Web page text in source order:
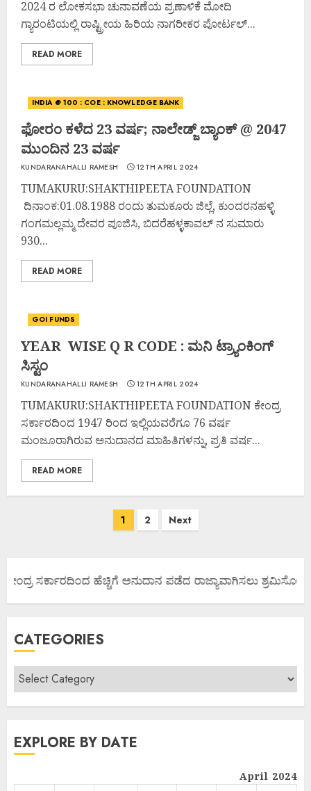
2024 ರ ಲೋಕಸಭಾ ಚುನಾವಣೆಯ ಪ್ರಣಾಳಿಕೆ ಮೋದಿ
ಗ್ಯಾರಂಟಿಯಲ್ಲಿ ರಾಷ್ಟ್ರೀಯ ಹಿರಿಯ ನಾಗರೀಕರ ಪೋರ್ಟಲ್...
READ MORE
INDIA @ 100 : COE : KNOWLEDGE BANK
ಫೋರಂ ಕಳೆದ 23 ವರ್ಷ; ನಾಲೇಡ್ಜ್ ಬ್ಯಾಂಕ್ @ 2047
ಮುಂದಿನ 23 ವರ್ಷ
KUNDARANAHALLI RAMESH 12TH APRIL 2024
TUMAKURU:SHAKTHIPEETA FOUNDATION
ದಿನಾಂಕ:01.08.1988 ರಂದು ತುಮಕೂರು ಜಿಲ್ಲೆ, ಕುಂದರನಹಳ್ಳಿ
ಗಂಗಮಲ್ಲಮ್ಮ ದೇವರ ಪೂಜಿಸಿ, ಬಿದರೆಹಳ್ಳಕಾವಲ್ ನ ಸುಮಾರು
930...
READ MORE
GOI FUNDS
YEAR WISE Q R CODE : ಮನಿ ಟ್ರ್ಯಾಂಕಿಂಗ್
ಸಿಸ್ಟಂ
KUNDARANAHALLI RAMESH 12TH APRIL 2024
TUMAKURU:SHAKTHIPEETA FOUNDATION ಕೇಂದ್ರ
ಸರ್ಕಾರದಿಂದ 1947 ರಿಂದ ಇಲ್ಲಿಯವರೆಗೂ 76 ವರ್ಷ
ಮಂಜೂರಾಗಿರುವ ಅನುದಾನದ ಮಾಹಿತಿಗಳನ್ನು, ಪ್ರತಿ ವರ್ಷ...
READ MORE
1 2 Next
ಸರ್ಕಾರದಿಂದ ಹೆಚ್ಚಿಗೆ ಅನುದಾನ ಪಡೆದ ರಾಜ್ಯಾವಾಗಿಸಲು ಶ್ರಮಿಸೋಣ
CATEGORIES
EXPLORE BY DATE
April 2024